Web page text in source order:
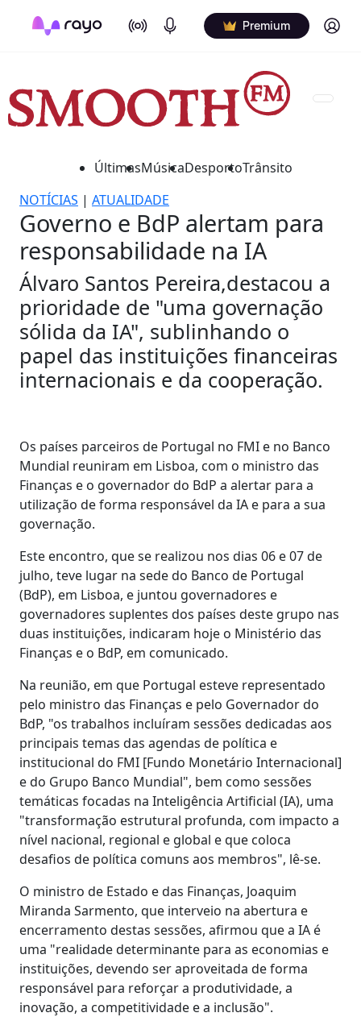
On Air Podcasts Premium Log in
ÚltimasMúsicaDesportoTrânsito
NOTÍCIAS | ATUALIDADE
Governo e BdP alertam para
responsabilidade na IA
Álvaro Santos Pereira,destacou a
prioridade de "uma governação
sólida da IA", sublinhando o
papel das instituições financeiras
internacionais e da cooperação.
Os países parceiros de Portugal no FMI e no Banco
Mundial reuniram em Lisboa, com o ministro das
Finanças e o governador do BdP a alertar para a
utilização de forma responsável da IA e para a sua
governação.
Este encontro, que se realizou nos dias 06 e 07 de
julho, teve lugar na sede do Banco de Portugal
(BdP), em Lisboa, e juntou governadores e
governadores suplentes dos países deste grupo nas
duas instituições, indicaram hoje o Ministério das
Finanças e o BdP, em comunicado.
Na reunião, em que Portugal esteve representado
pelo ministro das Finanças e pelo Governador do
BdP, "os trabalhos incluíram sessões dedicadas aos
principais temas das agendas de política e
institucional do FMI [Fundo Monetário Internacional]
e do Grupo Banco Mundial", bem como sessões
temáticas focadas na Inteligência Artificial (IA), uma
"transformação estrutural profunda, com impacto a
nível nacional, regional e global e que coloca
desafios de política comuns aos membros", lê-se.
O ministro de Estado e das Finanças, Joaquim
Miranda Sarmento, que interveio na abertura e
encerramento destas sessões, afirmou que a IA é
uma "realidade determinante para as economias e
instituições, devendo ser aproveitada de forma
responsável para reforçar a produtividade, a
inovação, a competitividade e a inclusão".